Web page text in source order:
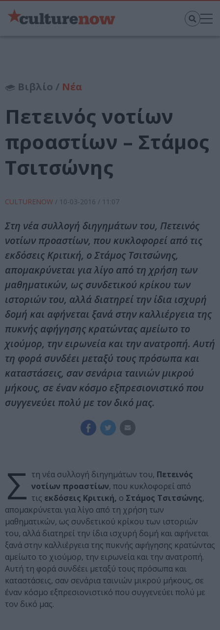
Βιβλίο / Νέα
Πετεινός νοτίων
προαστίων – Στάμος
Τσιτσώνης
CULTURENOW / 10-03-2016 / 11:07
Στη νέα συλλογή διηγημάτων του, Πετεινός
νοτίων προαστίων, που κυκλοφορεί από τις
εκδόσεις Κριτική, ο Στάμος Τσιτσώνης,
απομακρύνεται για λίγο από τη χρήση των
μαθηματικών, ως συνδετικού κρίκου των
ιστοριών του, αλλά διατηρεί την ίδια ισχυρή
δομή και αφήνεται ξανά στην καλλιέργεια της
πυκνής αφήγησης κρατώντας αμείωτο το
χιούμορ, την ειρωνεία και την ανατροπή. Αυτή
τη φορά συνδέει μεταξύ τους πρόσωπα και
καταστάσεις, σαν σενάρια ταινιών μικρού
μήκους, σε έναν κόσμο εξπρεσιονιστικό που
συγγενεύει πολύ με τον δικό μας.
Σ τη νέα συλλογή διηγημάτων του, Πετεινός
νοτίων προαστίων, που κυκλοφορεί από
τις εκδόσεις Κριτική, ο Στάμος Τσιτσώνης,
απομακρύνεται για λίγο από τη χρήση των
μαθηματικών, ως συνδετικού κρίκου των ιστοριών
του, αλλά διατηρεί την ίδια ισχυρή δομή και αφήνεται
ξανά στην καλλιέργεια της πυκνής αφήγησης κρατώντας
αμείωτο το χιούμορ, την ειρωνεία και την ανατροπή.
Αυτή τη φορά συνδέει μεταξύ τους πρόσωπα και
καταστάσεις, σαν σενάρια ταινιών μικρού μήκους, σε
έναν κόσμο εξπρεσιονιστικό που συγγενεύει πολύ με
τον δικό μας.